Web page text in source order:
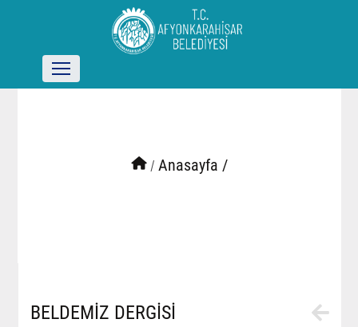
/ Anasayfa /
BELDEMİZ DERGİSİ